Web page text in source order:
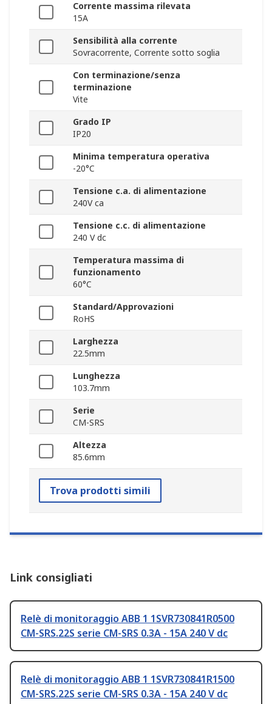
Corrente massima rilevata
15A
Sensibilità alla corrente
Sovracorrente, Corrente sotto soglia
Con terminazione/senza
terminazione
Vite
Grado IP
IP20
Minima temperatura operativa
-20°C
Tensione c.a. di alimentazione
240V ca
Tensione c.c. di alimentazione
240 V dc
Temperatura massima di
funzionamento
60°C
Standard/Approvazioni
RoHS
Larghezza
22.5mm
Lunghezza
103.7mm
Serie
CM-SRS
Altezza
85.6mm
Trova prodotti simili
Link consigliati
Relè di monitoraggio ABB 1 1SVR730841R0500
CM-SRS.22S serie CM-SRS 0.3A - 15A 240 V dc
Relè di monitoraggio ABB 1 1SVR730841R1500
CM-SRS.22S serie CM-SRS 0.3A - 15A 240 V dc